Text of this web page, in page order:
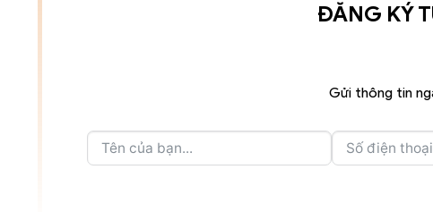
ĐĂNG KÝ
Gửi thông tin